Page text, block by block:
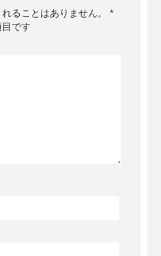
ることはありません。
*
です